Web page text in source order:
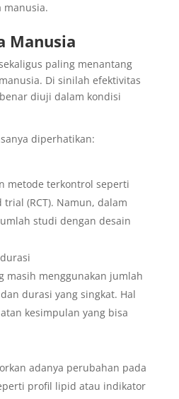
manusia.
Manusia
paling menantang
Di sinilah efektivitas
diuji dalam kondisi
diperhatikan:
metode terkontrol seperti
(RCT). Namun, dalam
studi dengan desain
masih menggunakan jumlah
durasi yang singkat. Hal
kesimpulan yang bisa
adanya perubahan pada
profil lipid atau indikator